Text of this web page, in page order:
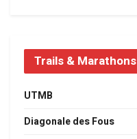
Trails & Marathons
UTMB
Diagonale des Fous